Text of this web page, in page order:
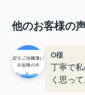
他のお客様の
O様
丁寧で
く思って